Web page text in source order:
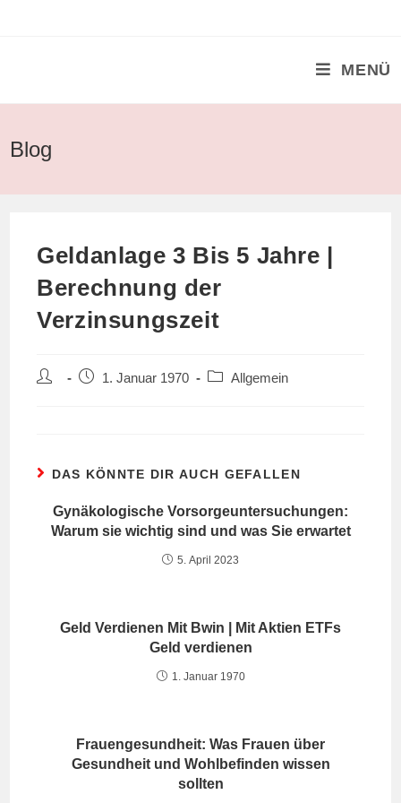
MENÜ
Blog
Geldanlage 3 Bis 5 Jahre |
Berechnung der
Verzinsungszeit
Beitrags-Beitrag1. Januar 1970
Beitrags-
Allgemein
DAS KÖNNTE DIR AUCH GEFALLEN
Gynäkologische Vorsorgeuntersuchungen:
Warum sie wichtig sind und was Sie erwartet
5. April 2023
Geld Verdienen Mit Bwin | Mit Aktien ETFs
Geld verdienen
1. Januar 1970
Frauengesundheit: Was Frauen über
Gesundheit und Wohlbefinden wissen
sollten